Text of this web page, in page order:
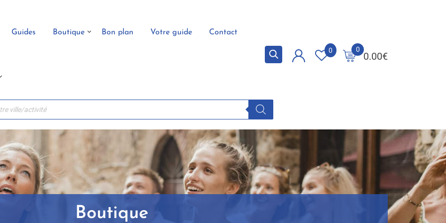
Guides Boutique Bon plan Votre guide Contact
0.00€
0
0
Boutique